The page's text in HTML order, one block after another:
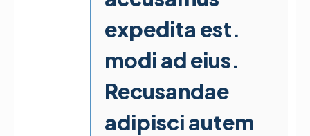
expedita est.
modi ad eius.
Recusandae
adipisci autem